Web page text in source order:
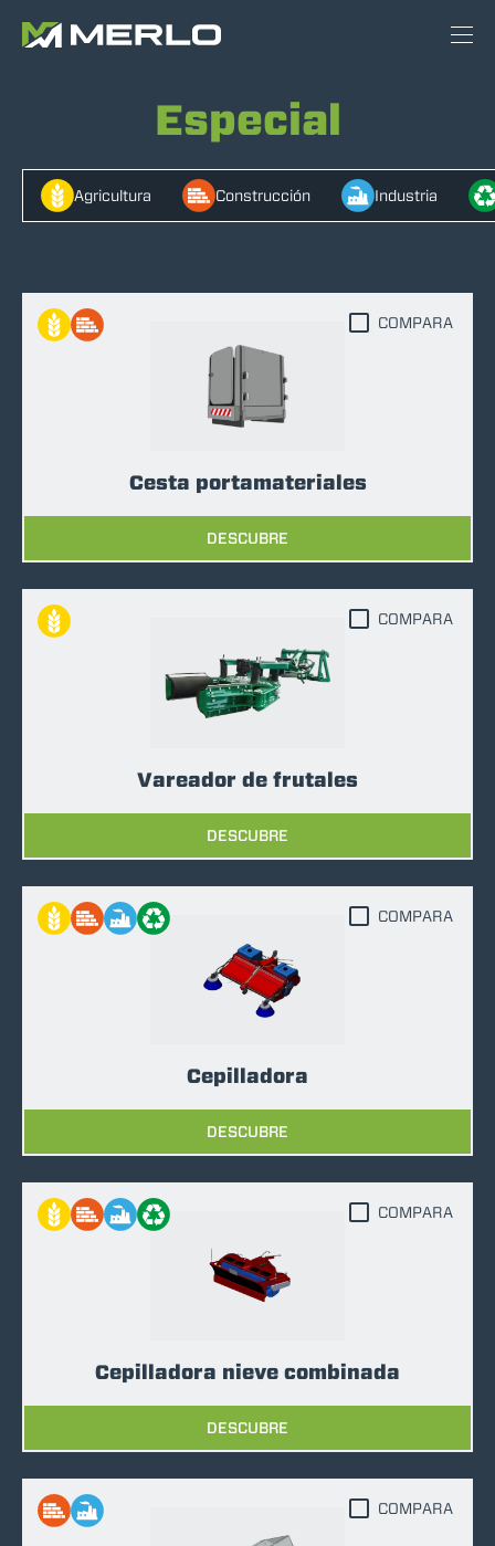
Especial
Agricultura Construcción Industria
Cesta portamateriales
DESCUBRE
COMPARA
Vareador de frutales
DESCUBRE
COMPARA
Cepilladora
DESCUBRE
COMPARA
Cepilladora nieve combinada
DESCUBRE
COMPARA
COMPARA